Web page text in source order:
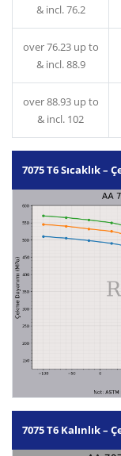
& incl. 76.2
over 76.23 up to
& incl. 88.9
over 88.93 up to
& incl. 102
7075 T6 Sıcaklık –
7075 T6 Kalınlık –